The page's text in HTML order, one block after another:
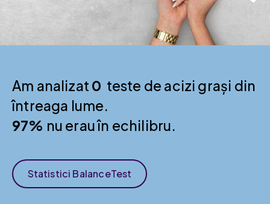
Am analizat 0 teste de acizi grași din
întreaga lume.
97% nu erau în echilibru.
Statistici BalanceTest